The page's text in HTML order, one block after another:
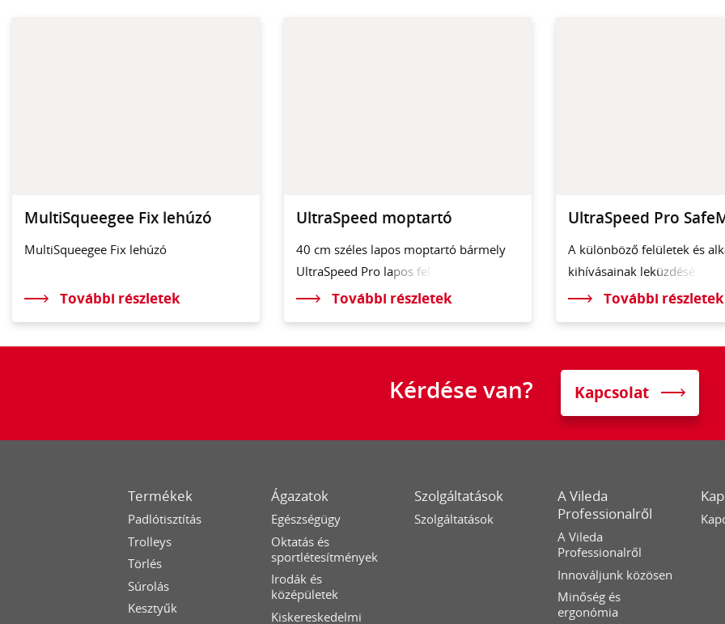
MultiSqueegee Fix lehúzó
MultiSqueegee Fix lehúzó
További részletek
UltraSpeed moptartó
40 cm széles lapos moptartó bármely
UltraSpeed Pro lapos fel
További részletek
UltraSpeed Pro
A különböző felületek és
kihívásainak leküzdésé
További részletek
Kérdése van? Kapcsolat
Termékek
Padlótisztítás
Trolleys
Törlés
Súrolás
Kesztyűk
Ágazatok
Egészségügy
Oktatás és
sportlétesítmények
Irodák és
középületek
Kiskereskedelmi
Szolgáltatások
Szolgáltatások
A Vileda
Professionalről
A Vileda
Professionalről
Innováljunk közösen
Minőség és
ergonómia